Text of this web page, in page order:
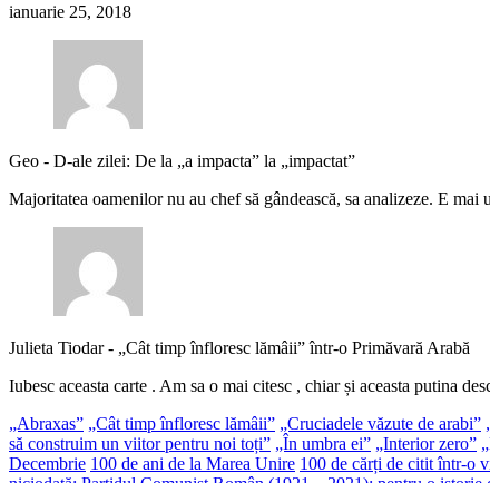
ianuarie 25, 2018
Geo - D-ale zilei: De la „a impacta” la „impactat”
Majoritatea oamenilor nu au chef să gândească, sa analizeze. E
Julieta Tiodar- „Cât timp înfloresc lămâii” într-o Primăvară Arabă
Iubesc aceasta carte . Am sa o mai citesc , chiar și aceasta putina
„Abraxas” „Cât timp înfloresc lămâii” „Cruciadele văzute de arabi”
să construim un viitor pentru noi toți” „În umbra ei” „Interior zero”
Decembrie 100 de ani de la Marea Unire 100 de cărți de citit într-o